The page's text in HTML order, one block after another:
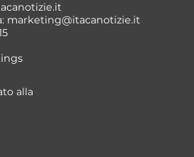
marketing@itacanotizie.it
alla